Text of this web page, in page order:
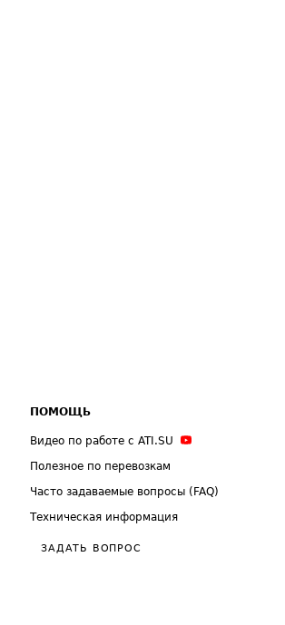
ПОМОЩЬ
Видео по работе с ATI.SU
Полезное по перевозкам
Часто задаваемые вопросы (FAQ)
Техническая информация
ЗАДАТЬ ВОПРОС